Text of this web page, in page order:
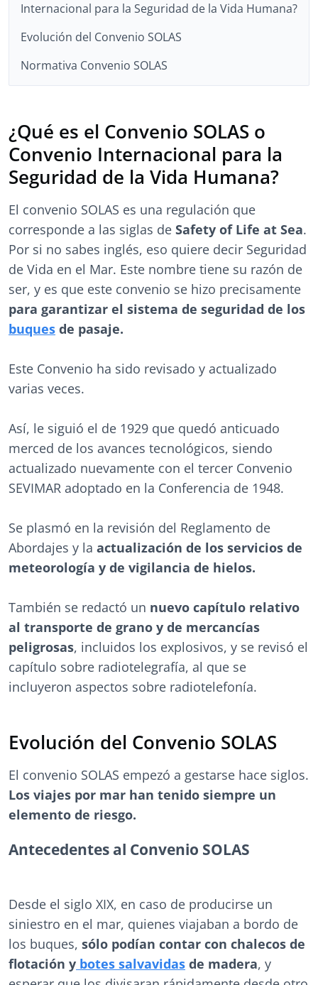
Internacional para la Seguridad de la Vida Humana?
Evolución del Convenio SOLAS
Normativa Convenio SOLAS
¿Qué es el Convenio SOLAS o
Convenio Internacional para la
Seguridad de la Vida Humana?
El convenio SOLAS es una regulación que
corresponde a las siglas de Safety of Life at Sea.
Por si no sabes inglés, eso quiere decir Seguridad
de Vida en el Mar. Este nombre tiene su razón de
ser, y es que este convenio se hizo precisamente
para garantizar el sistema de seguridad de los
buques de pasaje.
Este Convenio ha sido revisado y actualizado
varias veces.
Así, le siguió el de 1929 que quedó anticuado
merced de los avances tecnológicos, siendo
actualizado nuevamente con el tercer Convenio
SEVIMAR adoptado en la Conferencia de 1948.
Se plasmó en la revisión del Reglamento de
Abordajes y la actualización de los servicios de
meteorología y de vigilancia de hielos.
También se redactó un nuevo capítulo relativo
al transporte de grano y de mercancías
peligrosas, incluidos los explosivos, y se revisó el
capítulo sobre radiotelegrafía, al que se
incluyeron aspectos sobre radiotelefonía.
Evolución del Convenio SOLAS
El convenio SOLAS empezó a gestarse hace siglos.
Los viajes por mar han tenido siempre un
elemento de riesgo.
Antecedentes al Convenio SOLAS
Desde el siglo XIX, en caso de producirse un
siniestro en el mar, quienes viajaban a bordo de
los buques, sólo podían contar con chalecos de
flotación y botes salvavidas de madera, y